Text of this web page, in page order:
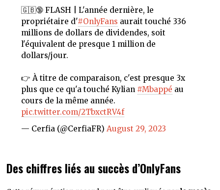
🇬🇧🔞 FLASH | L'année dernière, le
propriétaire d'#OnlyFans aurait touché 336
millions de dollars de dividendes, soit
l'équivalent de presque 1 million de
dollars/jour.
👉 À titre de comparaison, c'est presque 3x
plus que ce qu'a touché Kylian #Mbappé au
cours de la même année.
pic.twitter.com/2TbxctRV4f
— Cerfia (@CerfiaFR)August 29, 2023
Des chiffres liés au succès d’OnlyFans